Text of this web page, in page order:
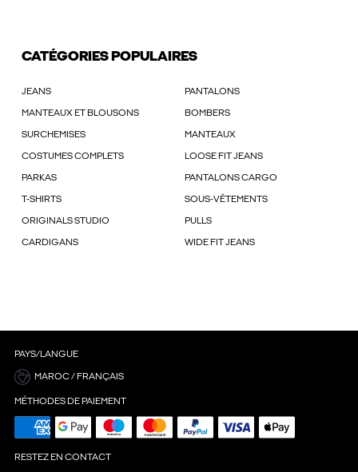
CATÉGORIES POPULAIRES
JEANS PANTALONS
MANTEAUX ET BLOUSONS BOMBERS
SURCHEMISES MANTEAUX
COSTUMES COMPLETS LOOSE FIT JEANS
PARKAS PANTALONS CARGO
T-SHIRTS SOUS-VÊTEMENTS
ORIGINALS STUDIO PULLS
CARDIGANS WIDE FIT JEANS
PAYS/LANGUE
MAROC / FRANÇAIS
MÉTHODES DE PAIEMENT
RESTEZ EN CONTACT